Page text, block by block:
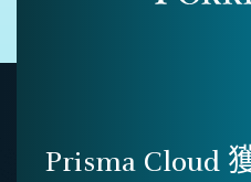
Prisma Cloud